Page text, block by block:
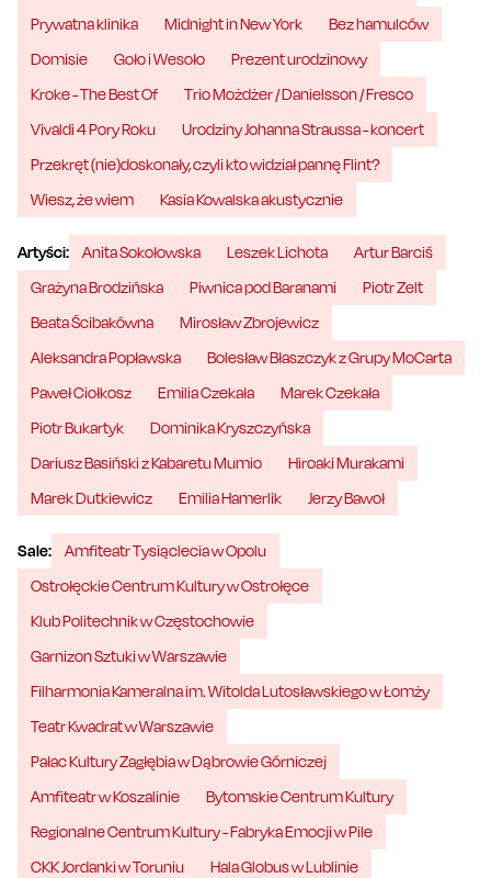
Prywatna klinika Midnight in New York
Bez hamulców
Domisie
Goło i Wesoło
Prezent urodzinowy
Kroke - The Best Of
Trio Możdżer / Danielsson / Fresco
Vivaldi 4 Pory Roku
Urodziny Johanna Straussa - koncert
Przekręt (nie)doskonały, czyli kto widział pannę Flint?
Wiesz, że wiem
Kasia Kowalska akustycznie
Artyści: Anita Sokołowska Leszek Lichota
Artur Barciś
Grażyna Brodzińska
Piwnica pod Baranami
Piotr Zelt
Beata Ścibakówna
Mirosław Zbrojewicz
Aleksandra Popławska
Bolesław Błaszczyk z Grupy MoCarta
Paweł Ciołkosz
Emilia Czekała
Marek Czekała
Piotr Bukartyk
Dominika Kryszczyńska
Dariusz Basiński z Kabaretu Mumio
Hiroaki Murakami
Marek Dutkiewicz
Emilia Hamerlik Jerzy Bawoł
Sale:
Amfiteatr Tysiąclecia w Opolu
Ostrołęckie Centrum Kultury w Ostrołęce
Klub Politechnik w Częstochowie
Garnizon Sztuki w Warszawie
Filharmonia Kameralna im. Witolda Lutosławskiego w Łomży
Teatr Kwadrat w Warszawie
Pałac Kultury Zagłębia w Dąbrowie Górniczej
Amfiteatr w Koszalinie
Bytomskie Centrum Kultury
Regionalne Centrum Kultury - Fabryka Emocji w Pile
CKK Jordanki w Toruniu
Hala Globus w Lublinie